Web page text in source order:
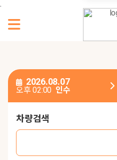
.
2026.08.07
오후 02:00 인수
차량검색